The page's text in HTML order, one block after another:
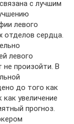
с лучшим
левого
отделов сердца.
левого
произойти. В
до того как
увеличение
прогноз.